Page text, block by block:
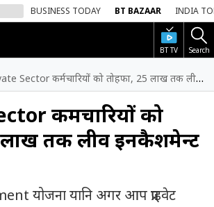
BUSINESS TODAY BT BAZAAR INDIA
BT TV Search
Sector कर्मचारियों को तोहफा, 25 लाख तक लीव इनकैशमेन्ट की छूट
कर्मचारियों को
लाख तक लीव इनकैशमेन्ट
योजना यानि अगर आप प्राइवेट